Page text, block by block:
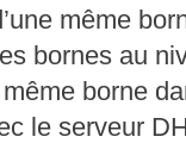
même
bornes au
borne
le serveur